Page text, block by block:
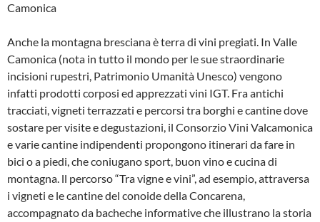
Camonica
Anche la montagna bresciana è terra di vini pregiati. In Valle
Camonica (nota in tutto il mondo per le sue straordinarie
incisioni rupestri, Patrimonio Umanità Unesco) vengono
infatti prodotti corposi ed apprezzati vini IGT. Fra antichi
tracciati, vigneti terrazzati e percorsi tra borghi e cantine dove
sostare per visite e degustazioni, il Consorzio Vini Valcamonica
e varie cantine indipendenti propongono itinerari da fare in
bici o a piedi, che coniugano sport, buon vino e cucina di
montagna. ll percorso “Tra vigne e vini”, ad esempio, attraversa
i vigneti e le cantine del conoide della Concarena,
accompagnato da bacheche informative che illustrano la storia